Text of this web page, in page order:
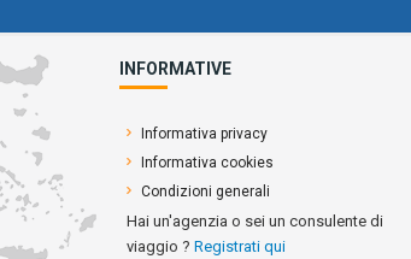
INFORMATIVE
Informativa privacy
Informativa cookies
Condizioni generali
Hai un'agenzia o sei un consulente di
viaggio ? Registrati qui